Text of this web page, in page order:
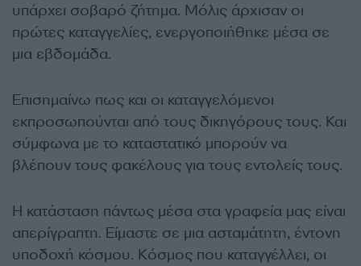
υπάρχει σοβαρό ζήτημα. Μόλις άρχισαν οι
πρώτες καταγγελίες, ενεργοποιήθηκε μέσα σε
μια εβδομάδα.
Επισημαίνω πως και οι καταγγελόμενοι
εκπροσωπούνται από τους δικηγόρους τους. Και
σύμφωνα με το καταστατικό μπορούν να
βλέπουν τους φακέλους για τους εντολείς τους.
Η κατάσταση πάντως μέσα στα γραφεία μας είναι
απερίγραπτη. Είμαστε σε μια ασταμάτητη, έντονη
υποδοχή κόσμου. Κόσμος που καταγγέλλει, οι